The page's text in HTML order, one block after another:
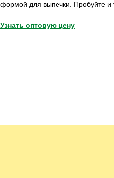
формой для выпечки. Пробуйте и
Узнать оптовую цену